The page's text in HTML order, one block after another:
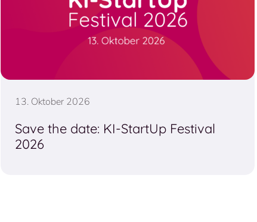
13. Oktober 2026
Save the date: KI-StartUp Festival
2026